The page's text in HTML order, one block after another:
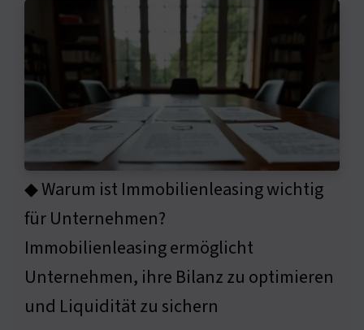
◆ Warum ist Immobilienleasing wichtig
für Unternehmen?
Immobilienleasing ermöglicht
Unternehmen, ihre Bilanz zu optimieren
und Liquidität zu sichern